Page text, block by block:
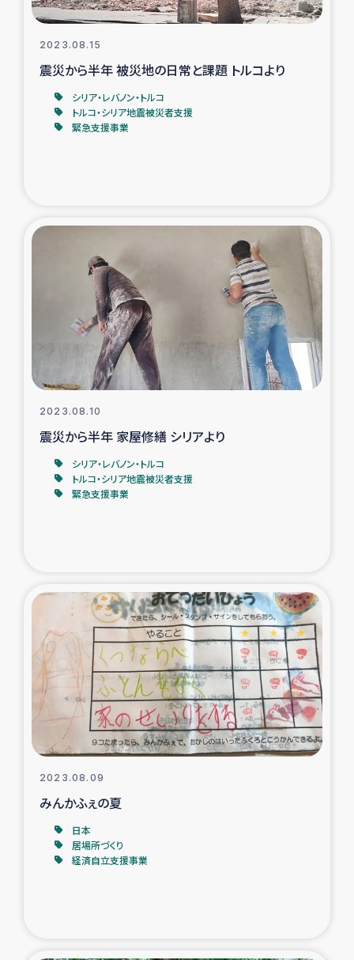
レバノンにおける緊急支援
レバノンでのシリア難民への教育支援事業
レバノンでのシリア難民・レバノン人への農業支援
石巻市街地在宅被災者支援
復興応援隊の活動
仮設住宅生活支援・農業復興支援
漁業復興支援
経済自立支援事業
ガザ地区での公園の緑化を通じた支援事業
ガザ地区における被災住民への緊急支援
ガザ地区酪農を通した女性グループの生計支援
ふりかけ普及と食生活改善による栄養改善事業
女性の生計向上を通じた子どもの栄養改善事業
2023.08.15
震災から半年 被災地の日常と課題 トルコより
シリア・レバノン・トルコ
トルコ・シリア地震被災者支援
緊急支援事業
2023.08.10
震災から半年 家屋修繕 シリアより
シリア・レバノン・トルコ
トルコ・シリア地震被災者支援
緊急支援事業
2023.08.09
みんかふぇの夏
日本
居場所づくり
経済自立支援事業